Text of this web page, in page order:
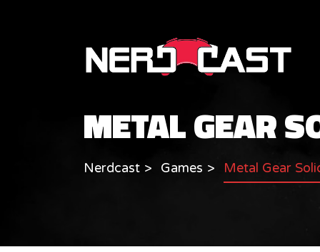
METAL GEAR
Nerdcast Games Metal Gear